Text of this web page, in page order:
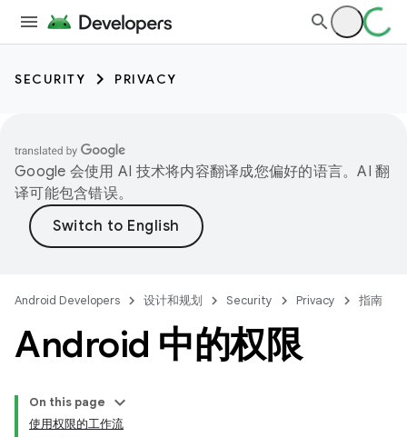
SECURITY PRIVACY
Google 会使用 AI 技术将内容翻译成您偏好的语言。AI 翻
译可能包含错误。
Android Developers 设计和规划 Security Privacy 指南
Android 中的权限
On this page
使用权限的工作流